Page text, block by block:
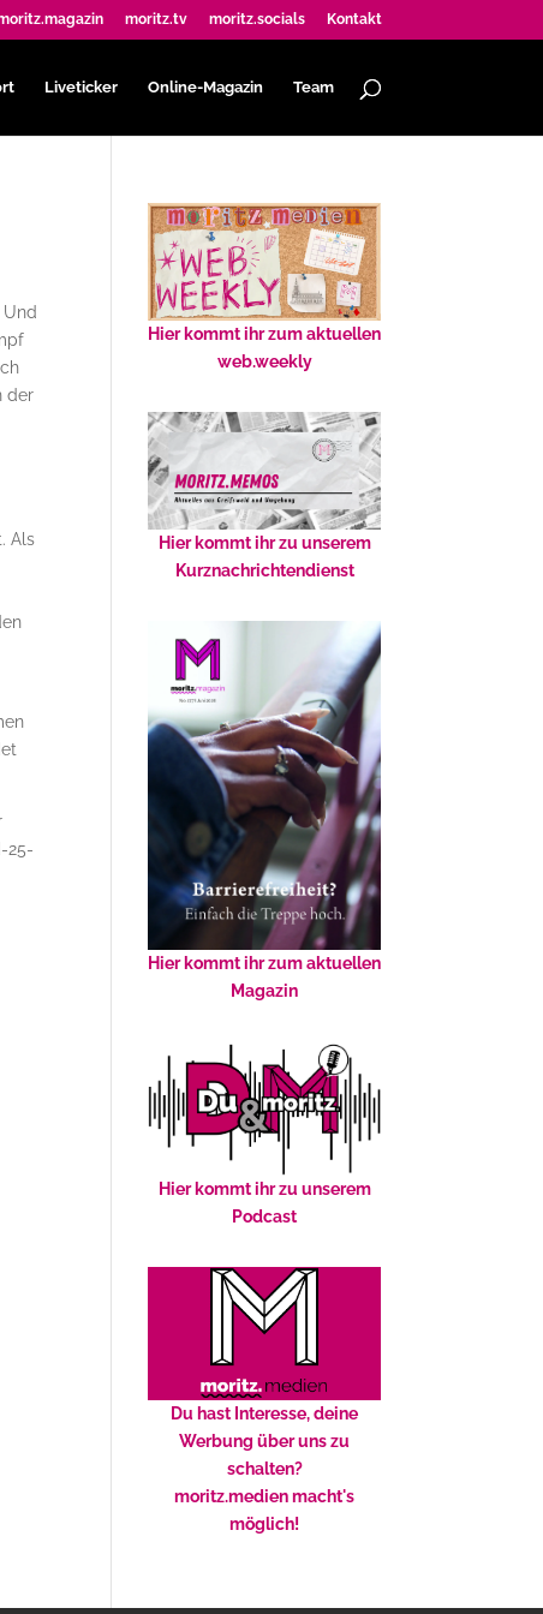
moritz.tv moritz.socials Kontakt
Liveticker Online-Magazin Team
der
Als
25-
Hier kommt ihr zum aktuellen
web.weekly
Hier kommt ihr zu unserem
Kurznachrichtendienst
Hier kommt ihr zum aktuellen
Magazin
Hier kommt ihr zu unserem
Podcast
Du hast Interesse, deine
Werbung über uns zu
schalten?
moritz.medien macht's
möglich!